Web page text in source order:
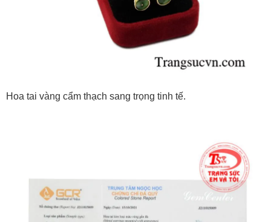
Hoa tai vàng cẩm thạch sang trọng tinh tế.